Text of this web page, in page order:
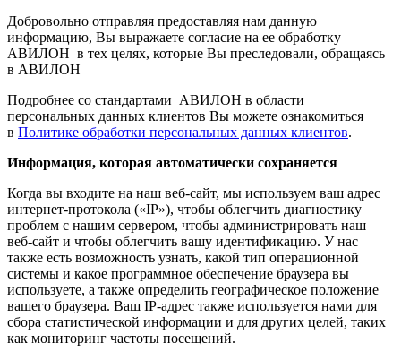
Добровольно отправляя предоставляя нам данную
информацию, Вы выражаете согласие на ее обработку
АВИЛОН в тех целях, которые Вы преследовали, обращаясь
в АВИЛОН
Подробнее со стандартами АВИЛОН в области
персональных данных клиентов Вы можете ознакомиться
в Политике обработки персональных данных клиентов.
Информация, которая автоматически сохраняется
Когда вы входите на наш веб-сайт, мы используем ваш адрес
интернет-протокола («IP»), чтобы облегчить диагностику
проблем с нашим сервером, чтобы администрировать наш
веб-сайт и чтобы облегчить вашу идентификацию. У нас
также есть возможность узнать, какой тип операционной
системы и какое программное обеспечение браузера вы
используете, а также определить географическое положение
вашего браузера. Ваш IP-адрес также используется нами для
сбора статистической информации и для других целей, таких
как мониторинг частоты посещений.